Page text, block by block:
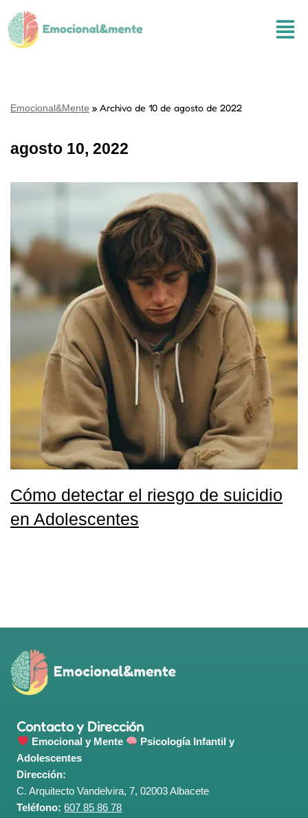
Saltar
Emocional&Mente » Archivo de 10 de agosto de 2022
agosto 10, 2022
Cómo detectar el riesgo de suicidio
en Adolescentes
Contacto y Dirección
Emocional y Mente
Psicología Infantil y
Adolescentes
Dirección:
C. Arquitecto Vandelvira, 7, 02003 Albacete
Teléfono:607 85 86 78